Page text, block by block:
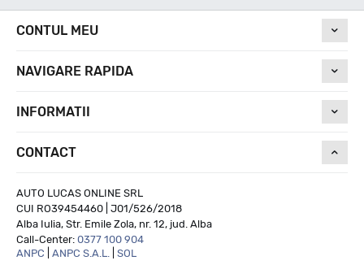
CONTUL MEU
NAVIGARE RAPIDA
INFORMATII
CONTACT
AUTO LUCAS ONLINE SRL
CUI RO39454460 | J01/526/2018
Alba Iulia, Str. Emile Zola, nr. 12, jud. Alba
Call-Center: 0377 100 904
ANPC
ANPC S.A.L. SOL